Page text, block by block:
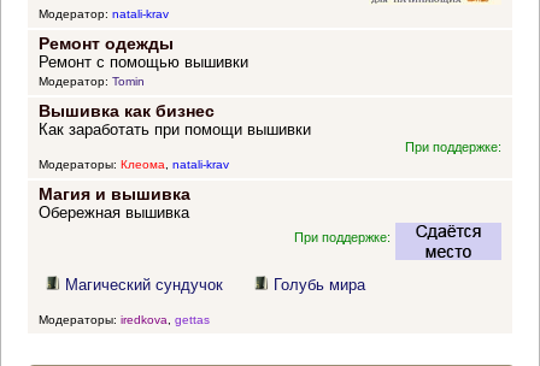
Модератор: natali-krav
Ремонт одежды
Ремонт с помощью вышивки
Модератор: Tomin
Вышивка как бизнес
Как заработать при помощи вышивки
При поддержке:
Модераторы: Клеома, natali-krav
Магия и вышивка
Обережная вышивка
При поддержке:
Магический сундучок Голубь мира
Модераторы: iredkova gettas